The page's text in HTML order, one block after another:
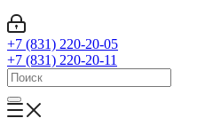
+7 (831) 220-20-05
+7 (831) 220-20-11